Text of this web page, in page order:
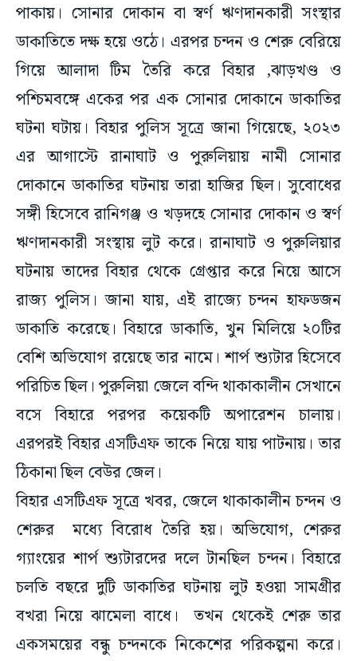
পাকায়। সোনার দোকান বা স্বর্ণ ঋণদানকারী সংস্থার
ডাকাতিতে দক্ষ হয়ে ওঠে। এরপর চন্দন ও শেরু বেরিয়ে
গিয়ে আলাদা টিম তৈরি করে বিহার ,ঝাড়খণ্ড ও
পশ্চিমবঙ্গে একের পর এক সোনার দোকানে ডাকাতির
ঘটনা ঘটায়। বিহার পুলিস সূত্রে জানা গিয়েছে, ২০২৩
এর আগাস্টে রানাঘাট ও পুরুলিয়ায় নামী সোনার
দোকানে ডাকাতির ঘটনায় তারা হাজির ছিল। সুবোধের
সঙ্গী হিসেবে রানিগঞ্জ ও খড়দহে সোনার দোকান ও স্বর্ণ
ঋণদানকারী সংস্থায় লুট করে। রানাঘাট ও পুরুলিয়ার
ঘটনায় তাদের বিহার থেকে গ্রেপ্তার করে নিয়ে আসে
রাজ্য পুলিস। জানা যায়, এই রাজ্যে চন্দন হাফডজন
ডাকাতি করেছে। বিহারে ডাকাতি, খুন মিলিয়ে ২০টির
বেশি অভিযোগ রয়েছে তার নামে। শার্প শ্যুটার হিসেবে
পরিচিত ছিল। পুরুলিয়া জেলে বন্দি থাকাকালীন সেখানে
বসে বিহারে পরপর কয়েকটি অপারেশন চালায়।
এরপরই বিহার এসটিএফ তাকে নিয়ে যায় পাটনায়। তার
ঠিকানা ছিল বেউর জেল।
বিহার এসটিএফ সূত্রে খবর, জেলে থাকাকালীন চন্দন ও
শেরুর মধ্যে বিরোধ তৈরি হয়। অভিযোগ, শেরুর
গ্যাংয়ের শার্প শ্যুটারদের দলে টানছিল চন্দন। বিহারে
চলতি বছরে দুটি ডাকাতির ঘটনায় লুট হওয়া সামগ্রীর
বখরা নিয়ে ঝামেলা বাধে। তখন থেকেই শেরু তার
একসময়ের বন্ধু চন্দনকে নিকেশের পরিকল্পনা করে।